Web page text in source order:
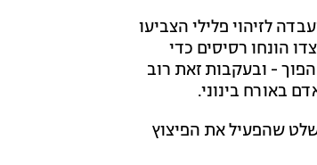
לזיהוי פלילי הצביעו
הונחו רסיסים כדי
- ובעקבות זאת רוב
באורח בינוני.
שהפעיל את הפיצוץ